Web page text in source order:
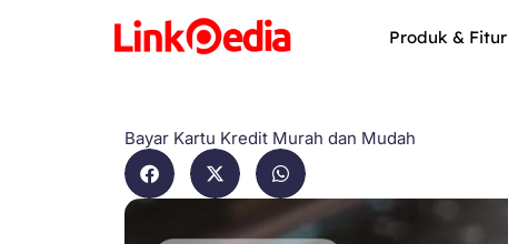
Produk & Fitur
Bayar Kartu Kredit Murah dan Mudah